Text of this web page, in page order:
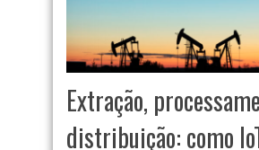
Extração,
distribuição: como